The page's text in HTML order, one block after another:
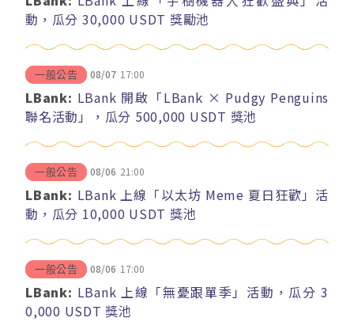
動，瓜分 30,000 USDT 獎勵池
一般公告 08/07 17:00
LBank: LBank 開啟「LBank × Pudgy Penguins
聯名活動」，瓜分 500,000 USDT 獎池
一般公告 08/06 21:00
LBank: LBank 上線「以太坊 Meme 夏日狂歡」活
動，瓜分 10,000 USDT 獎池
一般公告 08/06 17:00
LBank: LBank 上線「無憂跟單季」活動，瓜分 3
0,000 USDT 獎池